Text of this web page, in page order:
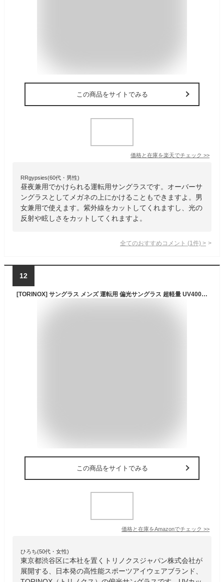
この商品をサイトでみる
価格と在庫を楽天でチェック >>
RRgypsies(60代・男性)
昼夜兼用でかけられる運転用サングラスです。オーバーサ
ングラスとしてメガネの上にかけることもできますよ。男
女兼用で使えます。紫外線をカットしてくれますし、光の
反射や眩しさをカットしてくれますよ。
全てのおすすめコメント (1 件) >
12
[TORINOX] サングラス メンズ 運転用 偏光サングラス 超軽量 UV400 釣り スポーツ (BLACK/偏光調光BLACK 【BASIC】)
この商品をサイトでみる
価格と在庫をAmazonでチェック >>
ひろち(50代・女性)
東京都渋谷区に本社を置くトリノクスジャパン株式会社が
展開する、日本発の高性能スポーツアイウェアブランド、